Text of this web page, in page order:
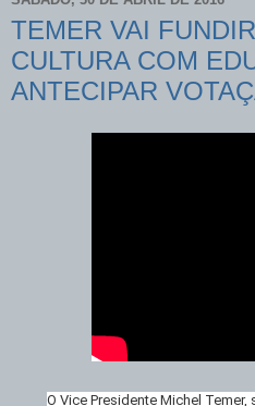
TEMER VAI
CULTURA COM
ANTECIPAR
O Vice Presidente Michel